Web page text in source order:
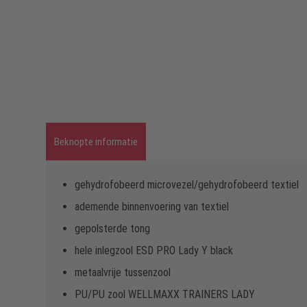
Beknopte informatie
gehydrofobeerd microvezel/gehydrofobeerd textiel
ademende binnenvoering van textiel
gepolsterde tong
hele inlegzool ESD PRO Lady Y black
metaalvrije tussenzool
PU/PU zool WELLMAXX TRAINERS LADY